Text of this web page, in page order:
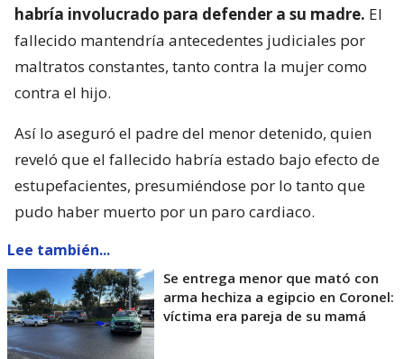
habría involucrado para defender a su madre. El
fallecido mantendría antecedentes judiciales por
maltratos constantes, tanto contra la mujer como
contra el hijo.
Así lo aseguró el padre del menor detenido, quien
reveló que el fallecido habría estado bajo efecto de
estupefacientes, presumiéndose por lo tanto que
pudo haber muerto por un paro cardiaco.
Lee también...
Se entrega menor que mató con
arma hechiza a egipcio en Coronel:
víctima era pareja de su mamá